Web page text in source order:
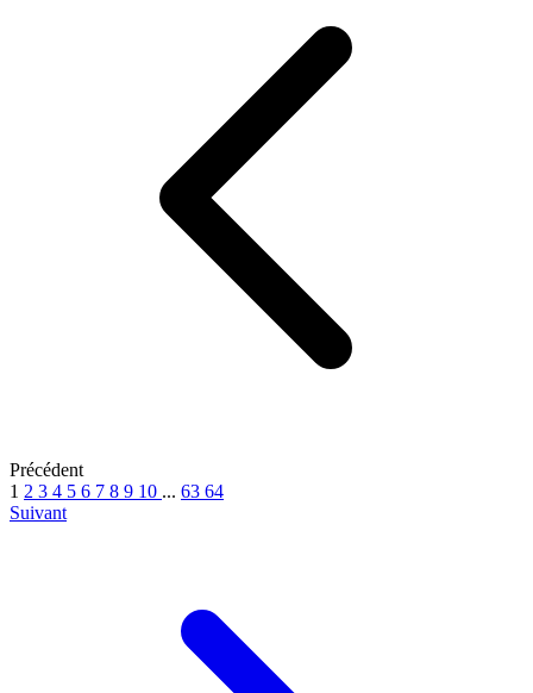
Précédent
1 2 3 4 5 6 7 8 9 10 ... 63 64
Suivant